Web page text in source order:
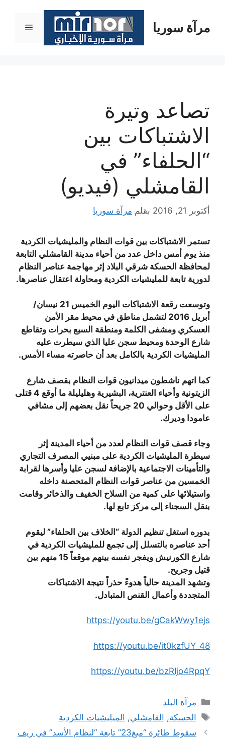
المحتوىمرآة سوريا القائمة
تصاعد وتيرة
الاشتباكات بين
“الحلفاء” في
القامشلي (فيديو)
أكتوبر 21, 2016 بقلم مرآة سوريا
تستمر الاشتباكات بين قوات النظام والمليشيات الكردية
منذ يوم أمس داخل عدد من أحياء مدينة القامشلي التابعة
لمحافظة الحسكة شرقي البلاد إثر مهاجمة عناصر النظام
لدورية تابعة للمليشيات الكردية ومحاولة اعتقال عناصرها.
وتوسعت رقعة الاشتباكات اليوم الخميس 21 نيسان/
أبريل 2016 لتشمل مناطق في محيط مقر الأمن
العسكري ومشفى الكلمة ومنطقة السبع بحرات وتقاطع
شارع الوحدة ومحيط سجن عليا الذي سيطرت عليه
المليشيات الكردية بالكامل بعد أن حاصرته مساء الأمس.
كما اتهم ناشطون ميدانيون قوات النظام بقصف شارع
الزيتونية وأحياء العنترية، البشيرية وهليليلة ما أوقع 4 قتلى
على الأقل وحوالي 20 جريحاً نقل بعضهم إلى مشافي
عامودا وديرك.
وجاء قصف قوات النظام لعدد من أحياء المدينة إثر
سيطرة المليشيات الكردية على مبنيي المصرف التجاري
والتأمينات الاجتماعية بالإضافة لسجن عليا وأسرها لقرابة
الخمسين من عناصر قوات النظام المتحصنة داخله
واستيلائها على كمية من السلاح الخفيف والذخائر وقامت
بنقل السجناء إلى مركز تابع لها.
بدوره استغل تنظيم الدولة “الخلاف بين الحلفاء” ليقوم
أحد عناصره بالتسلل إلى تجمع للمليشيات الكردية في
شارع الكورنيش ويفجر نفسه بينهم موقعاً 15 منهم بين
قتيل وجريح.
وتشهد المدينة حالياً هدوءً حذراً نتيجة الاشتباكات
المتجددة وأعمال القنص المتبادل.
https://youtu.be/gCakWwy1ejs
https://youtu.be/it0kzfUY_48
https://youtu.be/bzRIjo4RpqY
التصنيفات
مرآة البلد
الوسوم
الحسكة, القامشلي, الميليشيات الكردية
سقوط طائرة “ميغ23” تابعة “لنظام الأسد” في ريف